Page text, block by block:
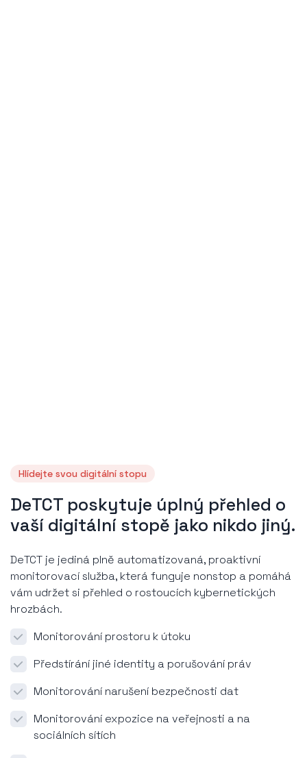
Hlídejte svou digitální stopu
DeTCT poskytuje úplný přehled o
vaší digitální stopě jako nikdo jiný.
DeTCT je jediná plně automatizovaná, proaktivní
monitorovací služba, která funguje nonstop a pomáhá
vám udržet si přehled o rostoucích kybernetických
hrozbách.
Monitorování prostoru k útoku
Předstírání jiné identity a porušování práv
Monitorování narušení bezpečnosti dat
Monitorování expozice na veřejnosti a na
sociálních sítích